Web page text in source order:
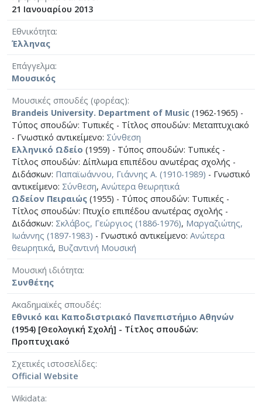
21 Ιανουαρίου 2013
Εθνικότητα
Έλληνας
Επάγγελμα
Μουσικός
Μουσικές σπουδές (φορέας)
Brandeis University. Department of Music (1962-1965) -
Τύπος σπουδών: Τυπικές - Τίτλος σπουδών: Μεταπτυχιακό
- Γνωστικό αντικείμενο: Σύνθεση
Ελληνικό Ωδείο (1959) - Τύπος σπουδών: Τυπικές -
Τίτλος σπουδών: Δίπλωμα επιπέδου ανωτέρας σχολής -
Διδάσκων: Παπαϊωάννου, Γιάννης Α. (1910-1989) - Γνωστικό
αντικείμενο: Σύνθεση, Ανώτερα θεωρητικά
Ωδείον Πειραιώς (1955) - Τύπος σπουδών: Τυπικές -
Τίτλος σπουδών: Πτυχίο επιπέδου ανωτέρας σχολής -
Διδάσκων: Σκλάβος, Γεώργιος (1886-1976), Μαργαζιώτης,
Ιωάννης (1897-1983) - Γνωστικό αντικείμενο: Ανώτερα
θεωρητικά, Βυζαντινή Μουσική
Μουσική ιδιότητα
Συνθέτης
Ακαδημαϊκές σπουδές
Εθνικό και Καποδιστριακό Πανεπιστήμιο Αθηνών
(1954) [Θεολογική Σχολή] - Τίτλος σπουδών:
Προπτυχιακό
Σχετικές ιστοσελίδες
Official Website
Wikidata